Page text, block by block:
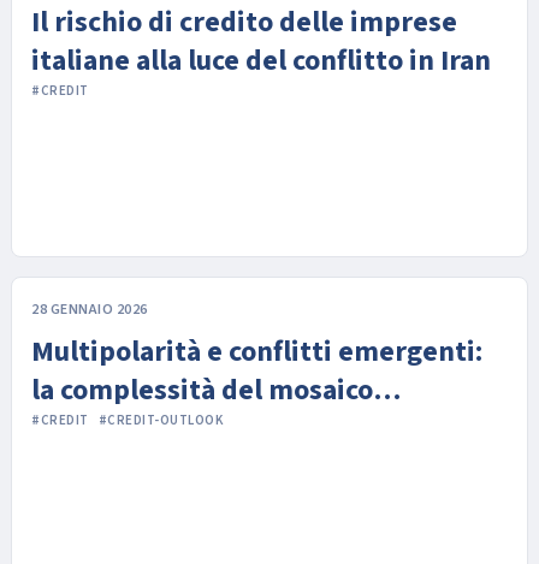
Il rischio di credito delle imprese
italiane alla luce del conflitto in Iran
#CREDIT
28 GENNAIO 2026
Multipolarità e conflitti emergenti:
la complessità del mosaico
geopolitico per il 2026
#CREDIT #CREDIT-OUTLOOK